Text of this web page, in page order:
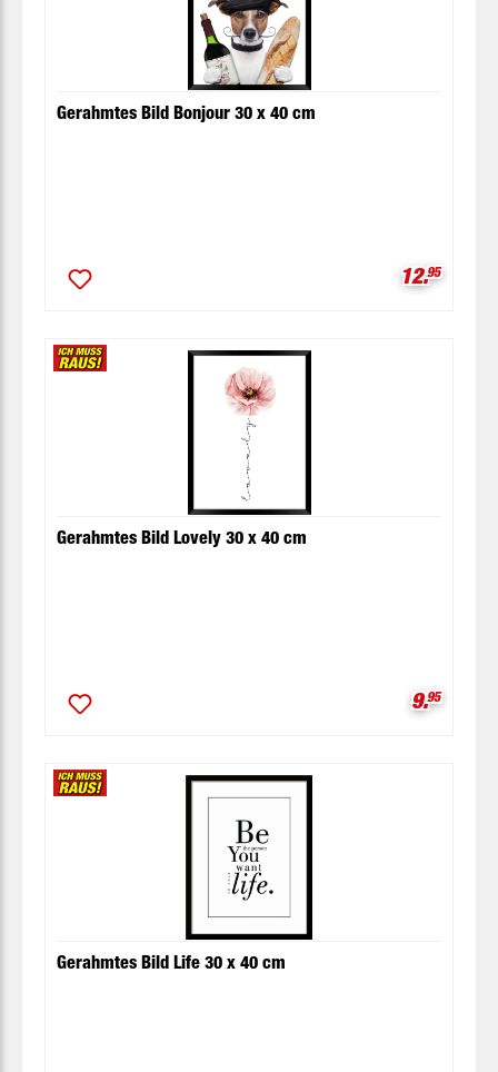
Gerahmtes Bild Bonjour 30 x 40 cm
12.95
Gerahmtes Bild Lovely 30 x 40 cm
9.95
Gerahmtes Bild Life 30 x 40 cm